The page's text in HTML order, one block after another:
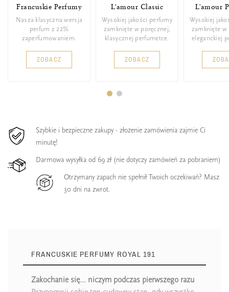
Francuskie Perfumy
Nasza klasyczna wersja
perfum z 22%
zaperfumowaniem.
ZOBACZ
L'amour Classic
Wysokiej jakości perfumy
zamknięte w poręcznej,
klasycznej perfumetce.
ZOBACZ
L'amour
Wysokiej
zamknięte w
eleganckiej
Szybkie i bezpieczne zakupy - złożenie zamówienia zajmie Ci
minutę!
Darmowa wysyłka od 69 zł (nie dotyczy zamówień za pobraniem)
Otrzymany zapach nie spełnił Twoich oczekiwań? Masz
30 dni na zwrot.
FRANCUSKIE PERFUMY ROYAL 191
Zakochanie się… niczym podczas pierwszego razu